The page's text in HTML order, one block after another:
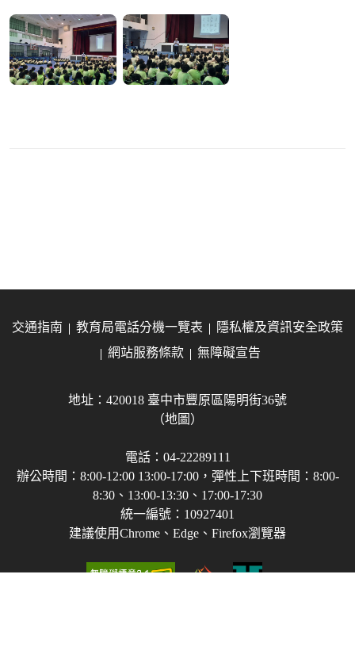
交通指南 教育局電話分機一覽表
隱私權及資訊安全政策
網站服務條款
無障礙宣告
地址：420018 臺中市豐原區陽明街36號
（地圖）
電話：04-22289111
辦公時間：8:00-12:00 13:00-17:00，彈性上下班時間：8:00-
8:30、13:00-13:30、17:00-17:30
統一編號：10927401
建議使用Chrome、Edge、Firefox瀏覽器